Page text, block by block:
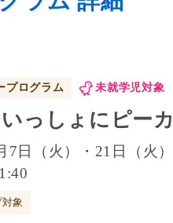
プログラム 未就学児対象
っしょにピー
7日（火）・21日（火）
対象